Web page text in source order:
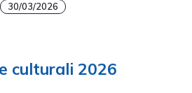
30/03/2026
culturali 2026